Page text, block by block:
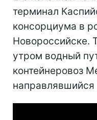
терминал
консорциума в
Новороссийске.
утром водный
контейнеровоз